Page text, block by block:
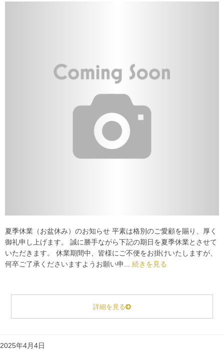
夏季休業（お盆休み）のお知らせ 平素は格別のご愛顧を賜り、厚く
御礼申し上げます。 誠に勝手ながら下記の期日を夏季休業とさせて
いただきます。 休業期間中、皆様にご不便をお掛けいたしますが、
何卒ご了承くださいますようお願い申... 続きを見る
詳細を見る
2025年4月4日